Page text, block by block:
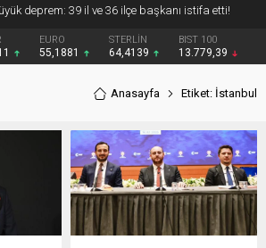
deprem: 39 il ve 36 ilçe başkanı istifa etti!
EURO
55,1881
STERLİN
64,4139
BIST 100
13.779,39
Anasayfa Etiket: İstanbul